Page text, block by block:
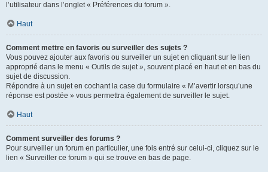
l’utilisateur dans l’onglet « Préférences du forum ».
Haut
Comment mettre en favoris ou surveiller des sujets ?
Vous pouvez ajouter aux favoris ou surveiller un sujet en cliquant sur le lien
approprié dans le menu « Outils de sujet », souvent placé en haut et en bas du
sujet de discussion.
Répondre à un sujet en cochant la case du formulaire « M’avertir lorsqu’une
réponse est postée » vous permettra également de surveiller le sujet.
Haut
Comment surveiller des forums ?
Pour surveiller un forum en particulier, une fois entré sur celui-ci, cliquez sur le
lien « Surveiller ce forum » qui se trouve en bas de page.